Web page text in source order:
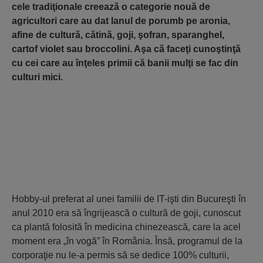
cele tradiţionale creează o categorie nouă de
agricultori care au dat lanul de porumb pe aronia,
afine de cultură, cătină, goji, şofran, sparanghel,
cartof violet sau broccolini. Aşa că faceţi cunoştinţă
cu cei care au înţeles primii că banii mulţi se fac din
culturi mici.
Hobby-ul preferat al unei familii de IT-işti din Bucureşti în
anul 2010 era să îngrijească o cultură de goji, cunoscut
ca plantă folosită în medicina chinezească, care la acel
moment era „în vogă” în România. Însă, programul de la
corporaţie nu le-a permis să se dedice 100% culturii,